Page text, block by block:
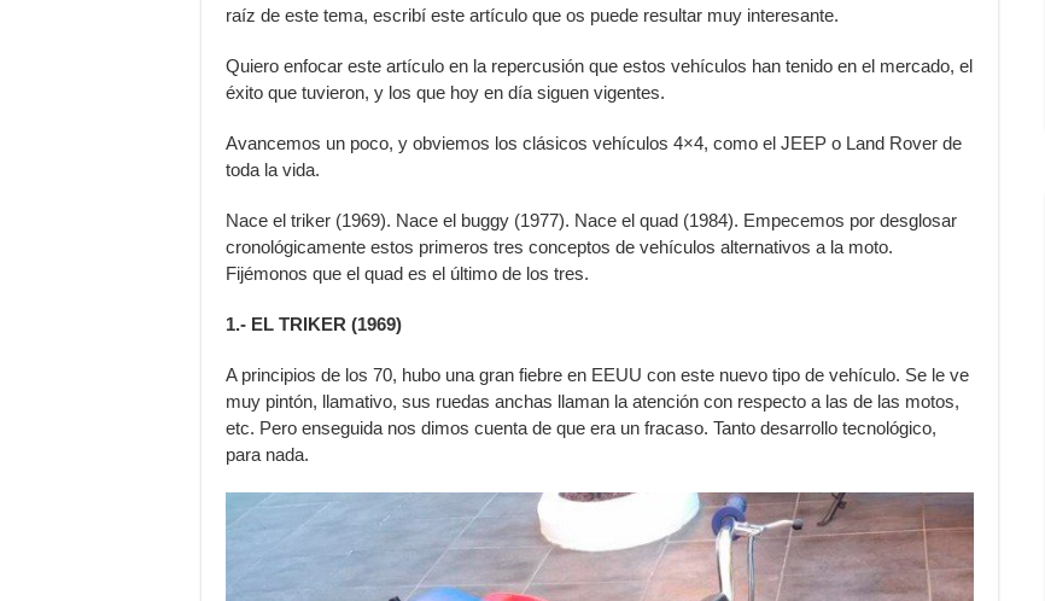
raíz de este tema, escribí este artículo que os puede resultar muy interesante.
Quiero enfocar este artículo en la repercusión que estos vehículos han tenido en el mercado, el
éxito que tuvieron, y los que hoy en día siguen vigentes.
Avancemos un poco, y obviemos los clásicos vehículos 4×4, como el JEEP o Land Rover de
toda la vida.
Nace el triker (1969). Nace el buggy (1977). Nace el quad (1984). Empecemos por desglosar
cronológicamente estos primeros tres conceptos de vehículos alternativos a la moto.
Fijémonos que el quad es el último de los tres.
1.- EL TRIKER (1969)
A principios de los 70, hubo una gran fiebre en EEUU con este nuevo tipo de vehículo. Se le ve
muy pintón, llamativo, sus ruedas anchas llaman la atención con respecto a las de las motos,
etc. Pero enseguida nos dimos cuenta de que era un fracaso. Tanto desarrollo tecnológico,
para nada.